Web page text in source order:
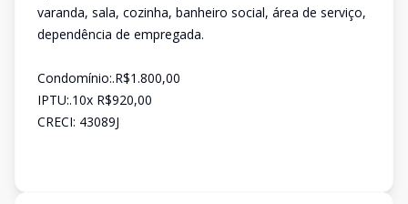
varanda, sala, cozinha, banheiro social, área de serviço,
dependência de empregada.
Condomínio:.R$1.800,00
IPTU:.10x R$920,00
CRECI: 43089J